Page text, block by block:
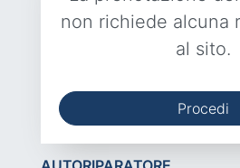
non richiede alcuna
al sito.
Procedi